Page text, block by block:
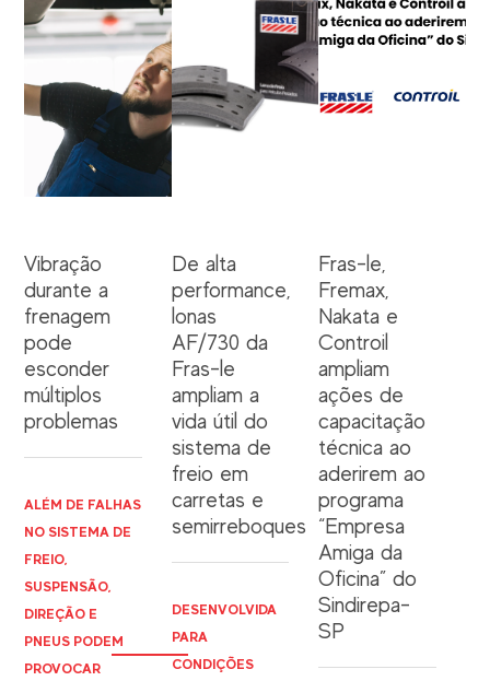
Vibração
durante a
frenagem
pode
esconder
múltiplos
problemas
ALÉM DE FALHAS
NO SISTEMA DE
FREIO,
SUSPENSÃO,
DIREÇÃO E
PNEUS PODEM
PROVOCAR
De alta
performance,
lonas
AF/730 da
Fras-le
ampliam a
vida útil do
sistema de
freio em
carretas e
semirreboques
DESENVOLVIDA
PARA
CONDIÇÕES
Fras-le,
Fremax,
Nakata e
Controil
ampliam
ações de
capacitação
técnica ao
aderirem ao
programa
“Empresa
Amiga da
Oficina” do
Sindirepa-
SP